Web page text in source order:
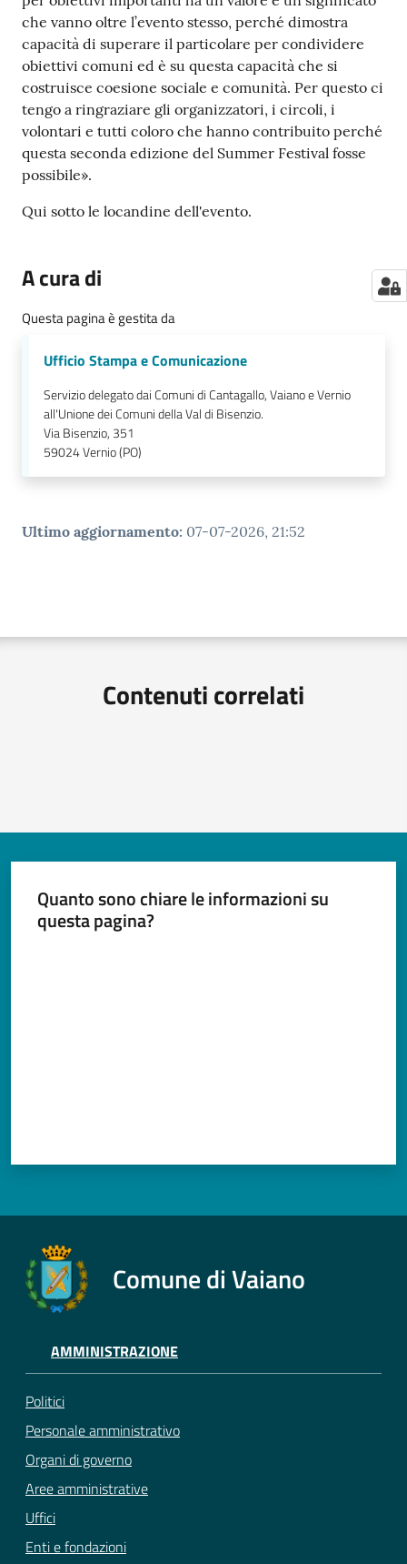
che vanno oltre l’evento stesso, perché dimostra
capacità di superare il particolare per condividere
obiettivi comuni ed è su questa capacità che si
costruisce coesione sociale e comunità. Per questo ci
tengo a ringraziare gli organizzatori, i circoli, i
volontari e tutti coloro che hanno contribuito perché
questa seconda edizione del Summer Festival fosse
possibile».
Qui sotto le locandine dell'evento.
A cura di
Questa pagina è gestita da
Ufficio Stampa e Comunicazione
Servizio delegato dai Comuni di Cantagallo, Vaiano e Vernio
all'Unione dei Comuni della Val di Bisenzio.
Via Bisenzio, 351
59024Vernio (PO)
Ultimo aggiornamento: 07-07-2026, 21:52
Contenuti correlati
Quanto sono chiare le informazioni su
questa pagina?
Comune di Vaiano
AMMINISTRAZIONE
Politici
Personale amministrativo
Organi di governo
Aree amministrative
Uffici
Enti e fondazioni